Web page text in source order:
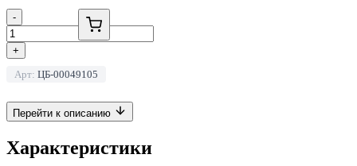
-
+
Арт: ЦБ-00049105
Перейти к описанию
Характеристики